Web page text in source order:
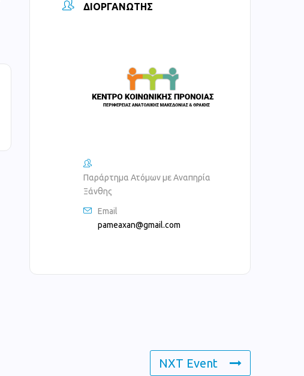
ΔΙΟΡΓΑΝΩΤΉΣ
Παράρτημα Ατόμων με Αναπηρία
Ξάνθης
Email
pameaxan@gmail.com
NXT Event